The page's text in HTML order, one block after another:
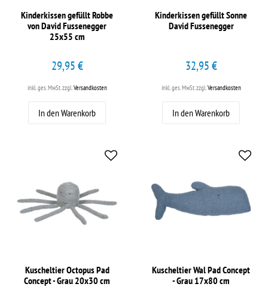
Kinderkissen gefüllt Robbe
von David Fussenegger
25x55 cm
29,95 €
inkl. ges. MwSt.zzgl.Versandkosten
In den Warenkorb
Kinderkissen gefüllt Sonne
David Fussenegger
32,95 €
inkl. ges. MwSt.zzgl.Versandkosten
In den Warenkorb
Kuscheltier Octopus Pad
Concept - Grau 20x30 cm
Kuscheltier Wal Pad Concept
- Grau 17x80 cm